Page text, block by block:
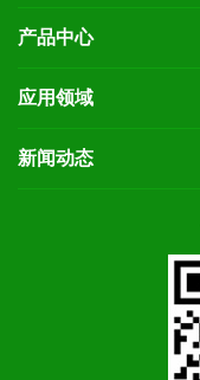
产品中心
应用领域
新闻动态